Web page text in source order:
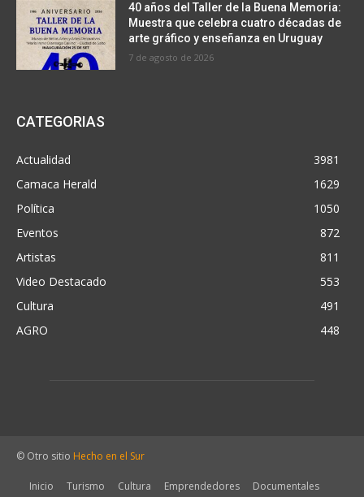
40 años del Taller de la Buena Memoria:
Muestra que celebra cuatro décadas de
arte gráfico y enseñanza en Uruguay
7 de agosto de 2026
CATEGORIAS
Actualidad
3981
Camaca Herald
1629
Política
1050
Eventos
872
Artistas
811
Video Destacado
553
Cultura
491
AGRO
448
© Otro sitio Hecho en el Sur
Inicio Turismo Cultura Emprendedores
Documentales